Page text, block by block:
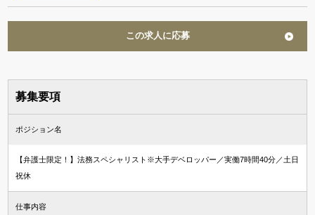
この求人に応募
募集要項
ポジション名
【弁護士限定！】法務スペシャリスト※大手デベロッパー／実働7時間40分／土日
祝休
仕事内容